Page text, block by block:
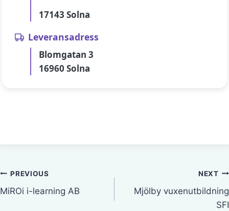
17143 Solna
Leveransadress
Blomgatan 3
16960 Solna
Inläggsnavigering
PREVIOUS
MiROi i-learning AB
NEXT
Mjölby vuxenutbildning
SFI